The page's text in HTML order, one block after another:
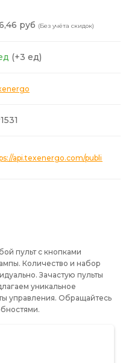
руб (Без учёта скидок)
(+3 ед)
api.texenergo.com/public/
пульт с кнопками
Количество и набор
Зачастую пульты
уникальное
управления. Обращайтесь